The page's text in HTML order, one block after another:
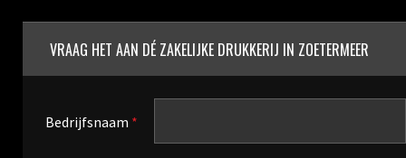
VRAAG HET AAN DÉ ZAKELIJKE DRUKKERIJ IN ZOETERMEER
Bedrijfsnaam *